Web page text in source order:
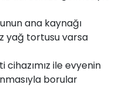
ana kaynağı
yağ tortusu varsa
cihazımız ile evyenin
borular